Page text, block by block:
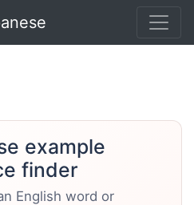
example
finder
English word or